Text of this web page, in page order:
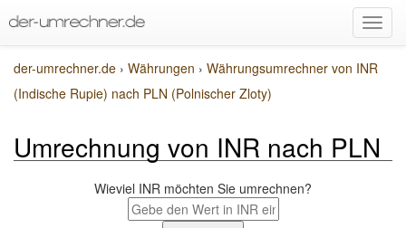
der-umrechner.de › Währungen › Währungsumrechner von INR
(Indische Rupie) nach PLN (Polnischer Zloty)
Umrechnung von INR nach PLN
Wieviel INR möchten Sie umrechnen?